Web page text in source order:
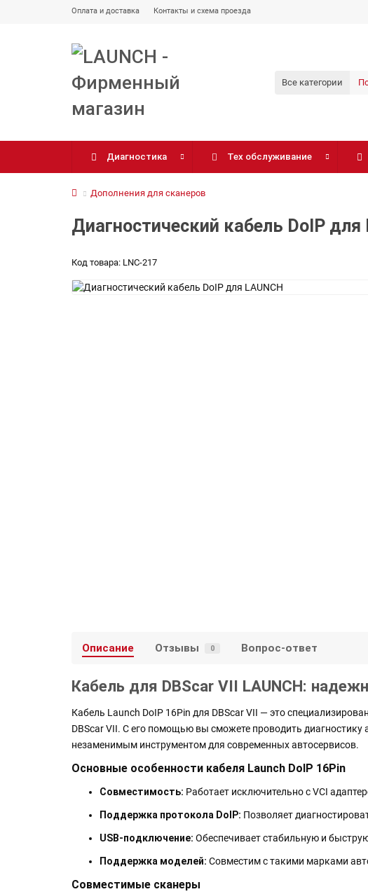
Оплата и доставка Контакты и схема проезда
Все категории
Диагностика Тех обслуживание
Дополнения для сканеров
Диагностический кабель DoIP для
Код товара: LNC-217
Описание Отзывы 0 Вопрос-ответ
Кабель для DBScar VII LAUNCH:
Кабель Launch DoIP 16Pin для DBScar VII — это
DBScar VII. С его помощью вы сможете проводить
незаменимым инструментом для современных автосервисов.
Основные особенности кабеля Launch DoIP 16Pin
Совместимость: Работает исключительно с VCI
Поддержка протокола DoIP: Позволяет
USB-подключение: Обеспечивает стабильную и
Поддержка моделей: Совместим с такими марками
Совместимые сканеры